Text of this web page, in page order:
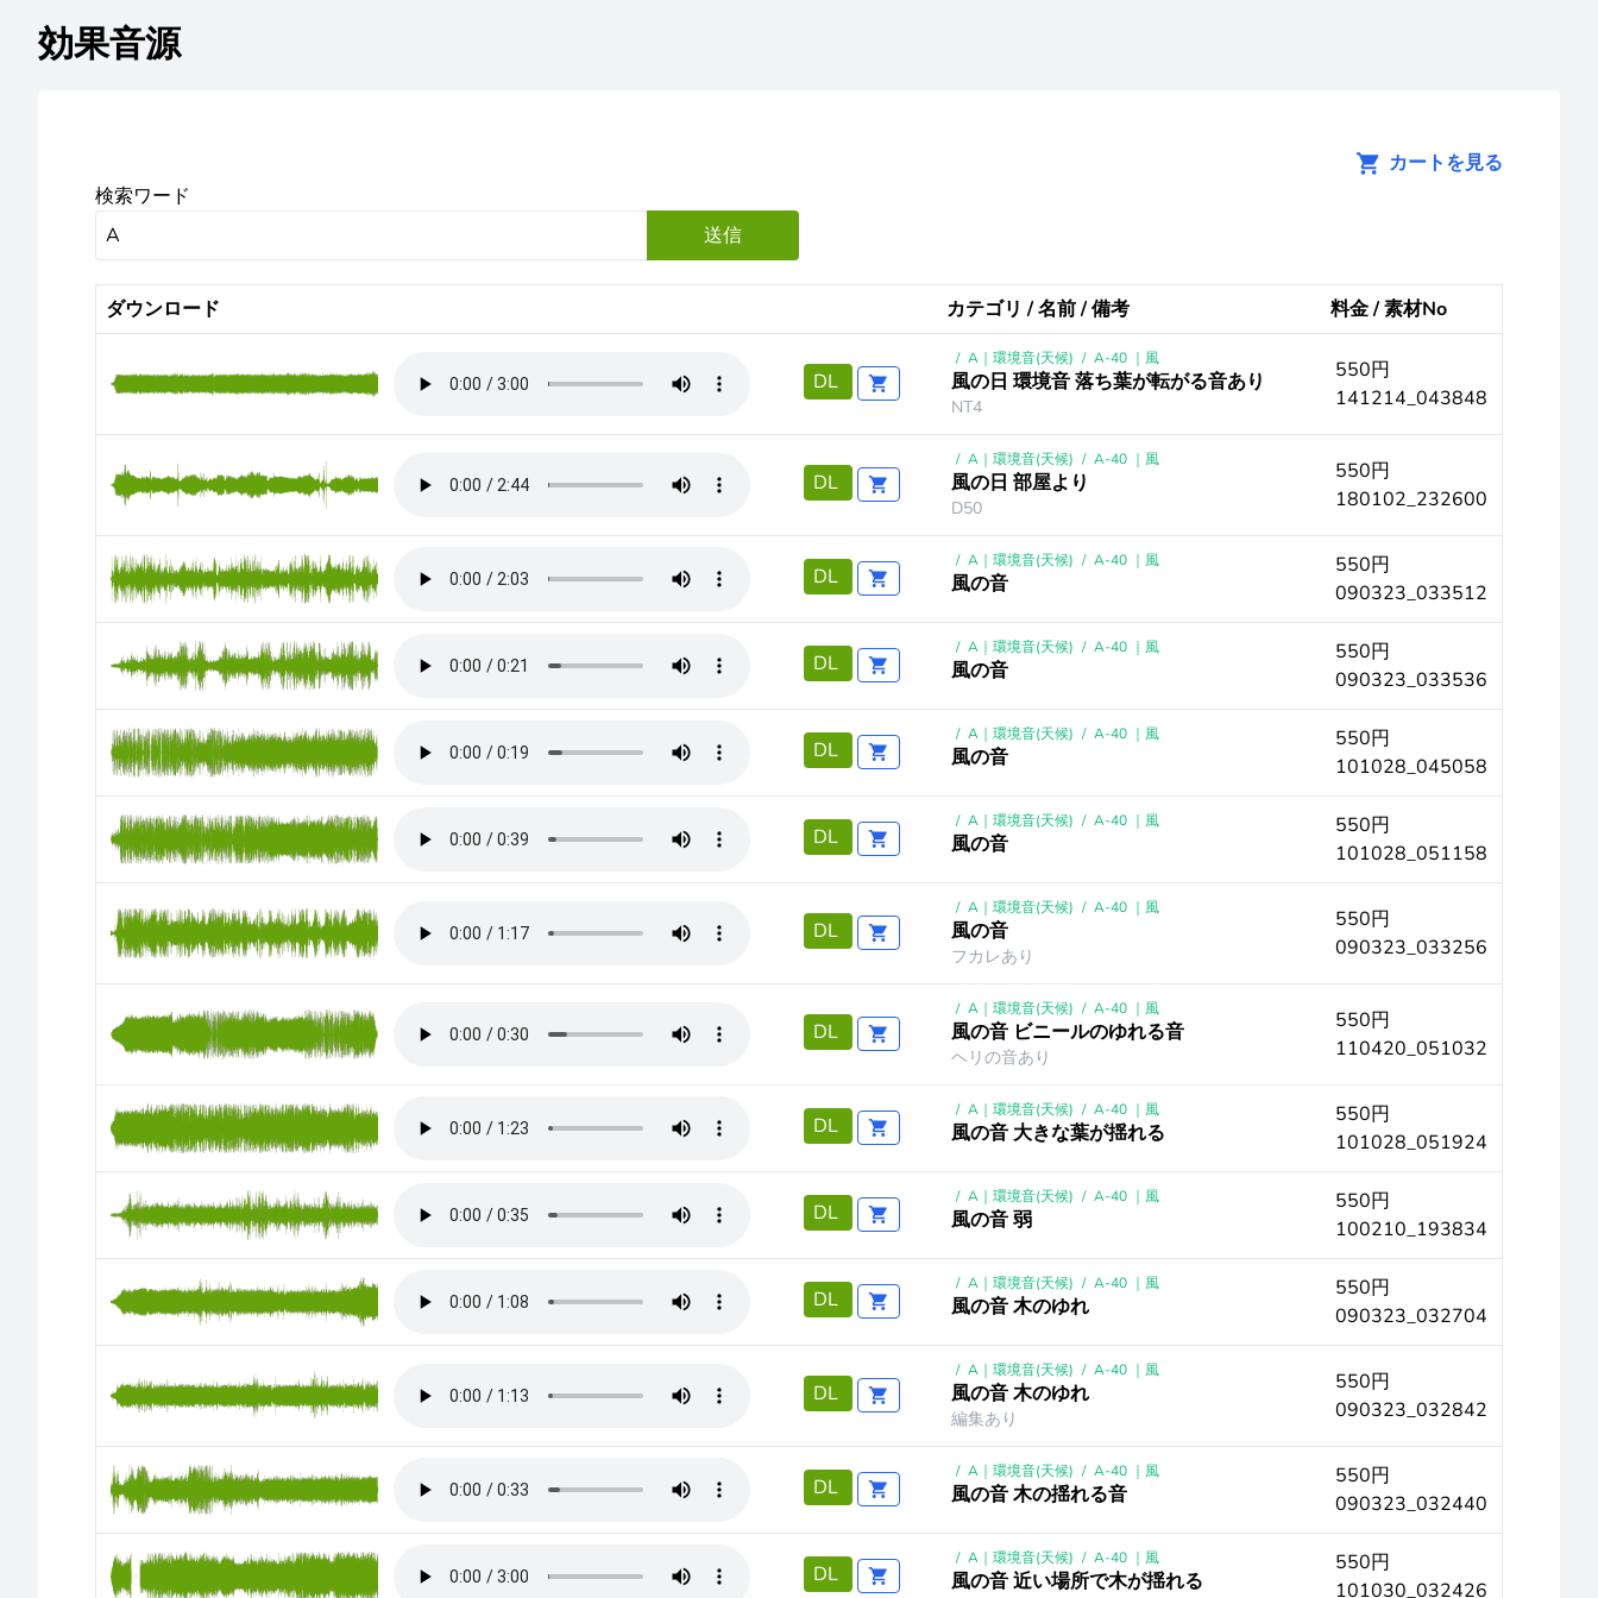
効果音源
カートを見る
検索ワード
送信
ダウンロード カテゴリ / 名前 / 備考 料金 / 素材No
DL
/ A｜環境音(天候) / A-40 ｜風
風の日 環境音 落ち葉が転がる音あり
NT4
550円
141214_043848
DL
/ A｜環境音(天候) / A-40 ｜風
風の日 部屋より
D50
550円
180102_232600
DL
/ A｜環境音(天候) / A-40 ｜風
風の音
550円
090323_033512
DL
/ A｜環境音(天候) / A-40 ｜風
風の音
550円
090323_033536
DL
/ A｜環境音(天候) / A-40 ｜風
風の音
550円
101028_045058
DL
/ A｜環境音(天候) / A-40 ｜風
風の音
550円
101028_051158
DL
/ A｜環境音(天候) / A-40 ｜風
風の音
フカレあり
550円
090323_033256
DL
/ A｜環境音(天候) / A-40 ｜風
風の音 ビニールのゆれる音
ヘリの音あり
550円
110420_051032
DL
/ A｜環境音(天候) / A-40 ｜風
風の音 大きな葉が揺れる
550円
101028_051924
DL
/ A｜環境音(天候) / A-40 ｜風
風の音 弱
550円
100210_193834
DL
/ A｜環境音(天候) / A-40 ｜風
風の音 木のゆれ
550円
090323_032704
DL
/ A｜環境音(天候) / A-40 ｜風
風の音 木のゆれ
編集あり
550円
090323_032842
DL
/ A｜環境音(天候) / A-40 ｜風
風の音 木の揺れる音
550円
090323_032440
DL
/ A｜環境音(天候) / A-40 ｜風
風の音 近い場所で木が揺れる
550円
101030_032426